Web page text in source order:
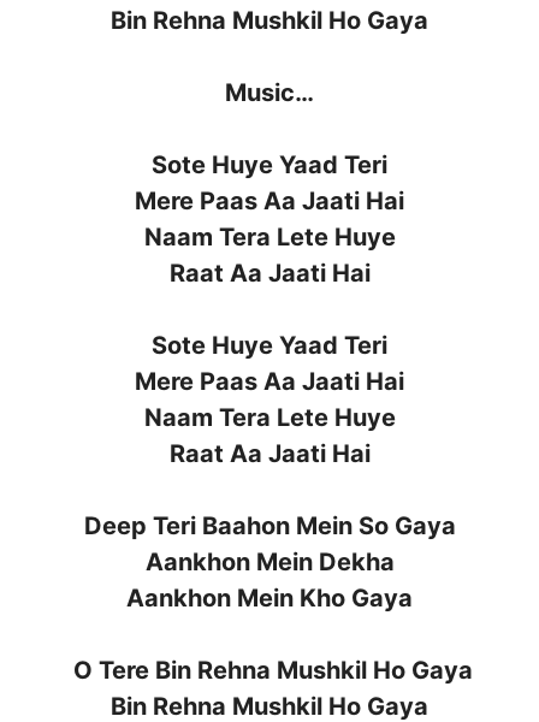
Bin Rehna Mushkil Ho Gaya
Music…
Sote Huye Yaad Teri
Mere Paas Aa Jaati Hai
Naam Tera Lete Huye
Raat Aa Jaati Hai
Sote Huye Yaad Teri
Mere Paas Aa Jaati Hai
Naam Tera Lete Huye
Raat Aa Jaati Hai
Deep Teri Baahon Mein So Gaya
Aankhon Mein Dekha
Aankhon Mein Kho Gaya
O Tere Bin Rehna Mushkil Ho Gaya
Bin Rehna Mushkil Ho Gaya